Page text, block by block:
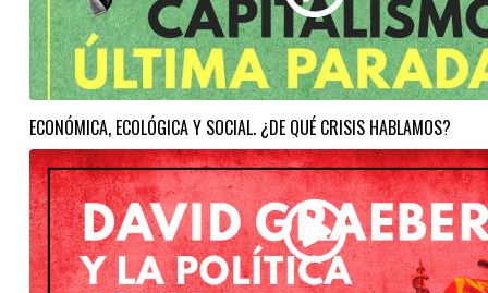
ECONÓMICA, ECOLÓGICA Y SOCIAL. ¿DE QUÉ CRISIS HABLAMOS?